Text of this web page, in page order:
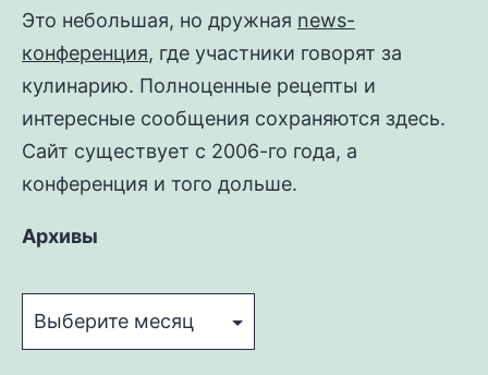
Это небольшая, но дружная news-
конференция, где участники говорят за
кулинарию. Полноценные рецепты и
интересные сообщения сохраняются здесь.
Сайт существует с 2006-го года, а
конференция и того дольше.
Архивы